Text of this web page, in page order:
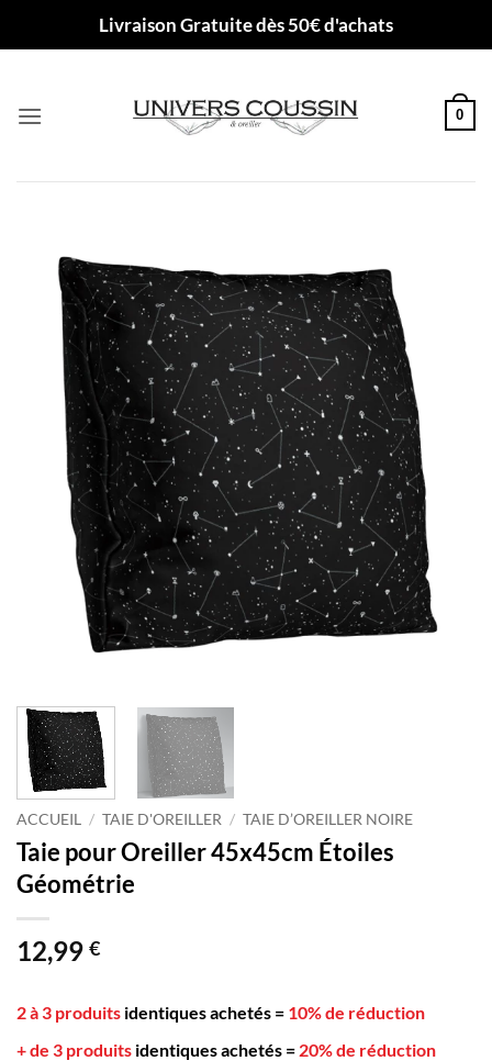
Livraison Gratuite dès 50€ d'achats
0
ACCUEIL / TAIE D'OREILLER / TAIE D’OREILLER NOIRE
Taie pour Oreiller 45x45cm Étoiles
Géométrie
12,99 €
2 à 3 produits identiques achetés = 10% de réduction
+ de 3 produits identiques achetés = 20% de réduction